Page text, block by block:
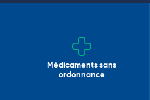
Médicaments sans
ordonnance